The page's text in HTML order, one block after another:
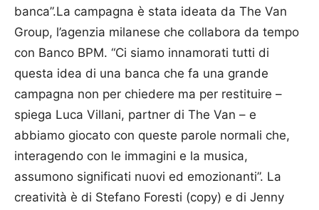
banca”.La campagna è stata ideata da The Van
Group, l’agenzia milanese che collabora da tempo
con Banco BPM. “Ci siamo innamorati tutti di
questa idea di una banca che fa una grande
campagna non per chiedere ma per restituire –
spiega Luca Villani, partner di The Van – e
abbiamo giocato con queste parole normali che,
interagendo con le immagini e la musica,
assumono significati nuovi ed emozionanti”. La
creatività è di Stefano Foresti (copy) e di Jenny